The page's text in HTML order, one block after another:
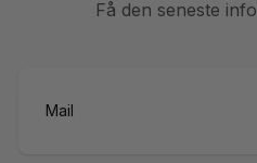
Få den seneste